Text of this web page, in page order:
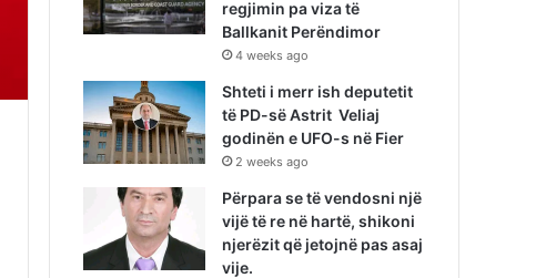
regjimin pa viza të
Ballkanit Perëndimor
4 weeks ago
Shteti i merr ish deputetit
të PD-së Astrit Veliaj
godinën e UFO-s në Fier
2 weeks ago
Përpara se të vendosni një
vijë të re në hartë, shikoni
njerëzit që jetojnë pas asaj
vije.